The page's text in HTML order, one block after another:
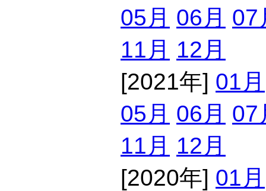
05月 06月 07
11月 12月
[2021年] 01月
05月 06月 07
11月 12月
[2020年] 01月